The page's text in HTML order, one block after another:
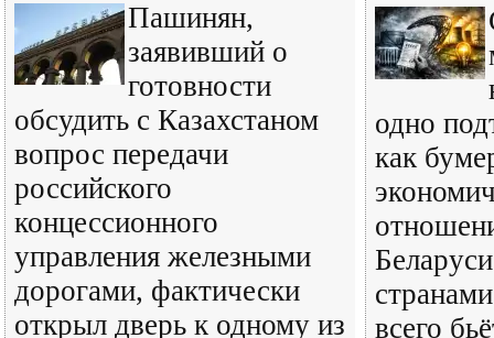
Пашинян,
заявивший о
готовности
обсудить с Казахстаном
вопрос передачи
российского
концессионного
управления железными
дорогами, фактически
открыл дверь к одному из
одно
как
всего